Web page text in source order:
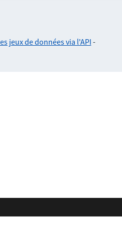
jeux de données via l'API -